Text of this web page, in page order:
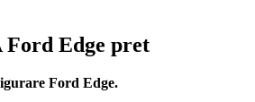
Edge pret
Ford Edge.